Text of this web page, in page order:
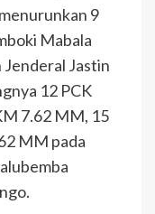
9
Mabala
Jastin
12 PCK
7.62 MM, 15
MM pada